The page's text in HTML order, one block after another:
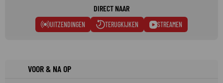
DIRECT NAAR
UITZENDINGEN TERUGKIJKEN STREAMEN
VOOR & NA OP